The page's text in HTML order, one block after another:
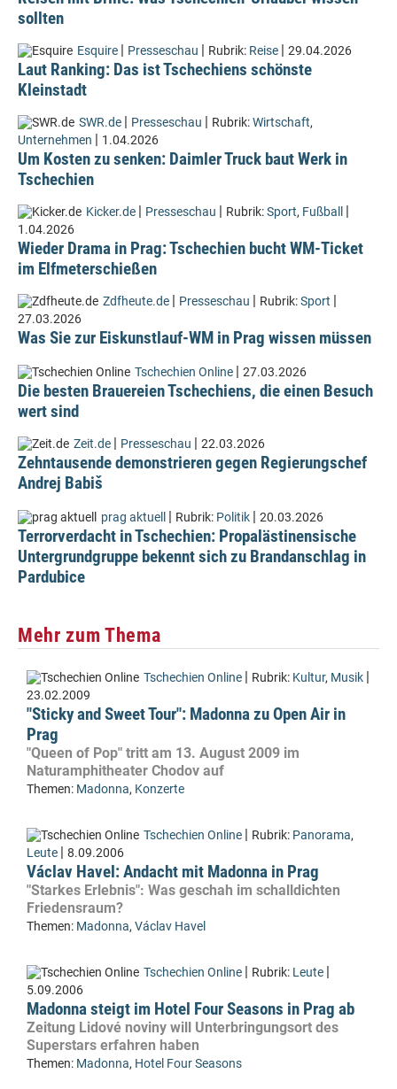
sollten
Esquire | Presseschau | Rubrik: Reise | 29.04.2026
Laut Ranking: Das ist Tschechiens schönste
Kleinstadt
SWR.de | Presseschau | Rubrik:Wirtschaft,
Unternehmen | 1.04.2026
Um Kosten zu senken: Daimler Truck baut Werk in
Tschechien
Kicker.de | Presseschau | Rubrik:Sport, Fußball |
1.04.2026
Wieder Drama in Prag: Tschechien bucht WM-Ticket
im Elfmeterschießen
Zdfheute.de | Presseschau | Rubrik:Sport |
27.03.2026
Was Sie zur Eiskunstlauf-WM in Prag wissen müssen
Tschechien Online | 27.03.2026
Die besten Brauereien Tschechiens, die einen Besuch
wert sind
Zeit.de | Presseschau | 22.03.2026
Zehntausende demonstrieren gegen Regierungschef
Andrej Babiš
prag aktuell | Rubrik: Politik | 20.03.2026
Terrorverdacht in Tschechien: Propalästinensische
Untergrundgruppe bekennt sich zu Brandanschlag in
Pardubice
Mehr zum Thema
Tschechien Online | Rubrik: Kultur, Musik |
23.02.2009
"Sticky and Sweet Tour": Madonna zu Open Air in
Prag
"Queen of Pop" tritt am 13. August 2009 im
Naturamphitheater Chodov auf
Themen: Madonna, Konzerte
Tschechien Online | Rubrik: Panorama,
Leute | 8.09.2006
Václav Havel: Andacht mit Madonna in Prag
"Starkes Erlebnis": Was geschah im schalldichten
Friedensraum?
Themen: Madonna, Václav Havel
Tschechien Online | Rubrik: Leute |
5.09.2006
Madonna steigt im Hotel Four Seasons in Prag ab
Zeitung Lidové noviny will Unterbringungsort des
Superstars erfahren haben
Themen: Madonna, Hotel Four Seasons